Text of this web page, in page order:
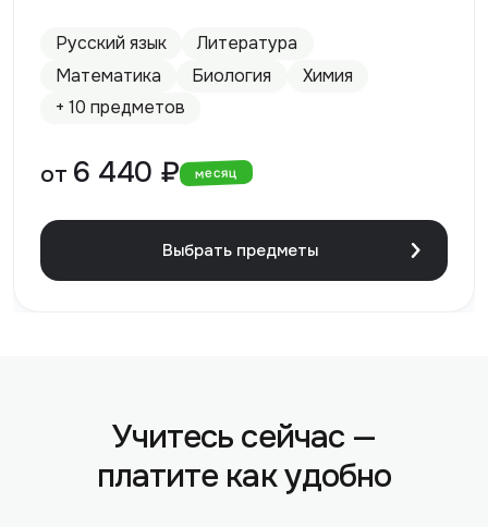
Русский язык
Литература
Математика
Биология
Химия
+ 10 предметов
от 6 440 ₽ месяц
Выбрать предметы
Учитесь сейчас —
платите как удобно